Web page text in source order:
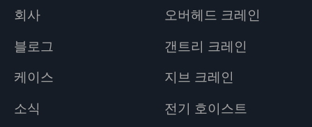
회사
블로그
케이스
소식
오버헤드 크레인
갠트리 크레인
지브 크레인
전기 호이스트